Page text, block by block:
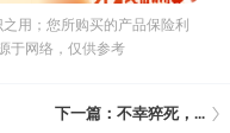
用；您所购买的产品保险利
于网络，仅供参考
下一篇：不幸猝死，...